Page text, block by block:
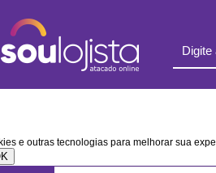
e outras tecnologias para melhorar sua